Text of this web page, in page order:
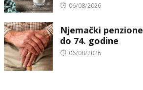
Posted
06/08/2026
Njemački
do 74. godine
Posted
06/08/2026